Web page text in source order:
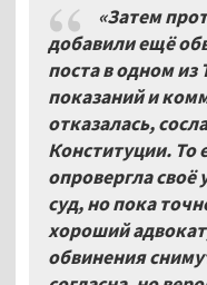
«Затем
добавили ещё
поста в одном
показаний и
отказалась,
Конституции. То
опровергла своё
суд, но пока
хороший
обвинения